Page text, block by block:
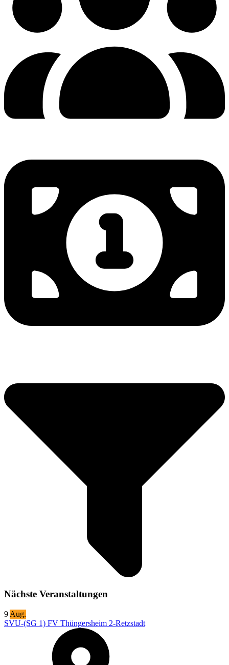
Nächste Veranstaltungen
9 Aug.
SVU-(SG 1) FV Thüngersheim 2-Retzstadt